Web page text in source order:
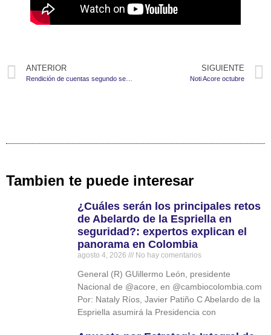
ANTERIOR SIGUIENTE
Noti Acore octubre
Tambien te puede interesar
¿Cuáles serán los principales retos
de Abelardo de la Espriella en
seguridad?: expertos explican el
panorama en Colombia
agosto 4, 2026 No hay comentarios
General (R) GUillermo León, presidente
Nacional de @acore, en @cambiocolombia.com
Por: Nataly Ríos, Javier Patiño C Abelardo de la
Espriella asumirá la Presidencia con